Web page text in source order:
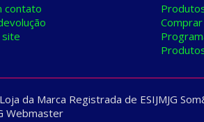
contato
site
da Marca Registrada de ESIJMJG
Webmaster